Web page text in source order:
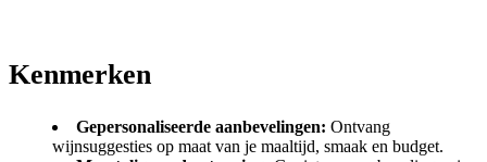
Kenmerken
Gepersonaliseerde aanbevelingen: Ontvang
wijnsuggesties op maat van je maaltijd, smaak en budget.